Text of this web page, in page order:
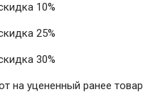
10%
25%
30%
на уцененный ранее товар